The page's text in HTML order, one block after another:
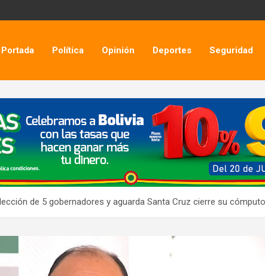
Portada Política Opinión Deportes Seguridad
de 5 gobernadores y aguarda Santa Cruz cierre su cómputo